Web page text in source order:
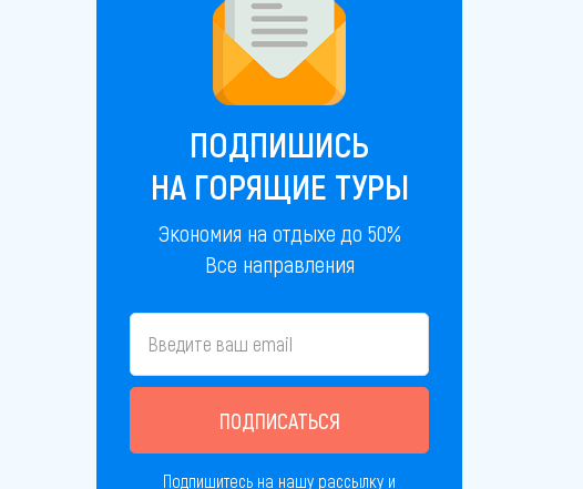
ПОДПИШИСЬ
НА ГОРЯЩИЕ ТУРЫ
Экономия на отдыхе до 50%
Все направления
ПОДПИСАТЬСЯ
Подпишитесь на нашу рассылку и